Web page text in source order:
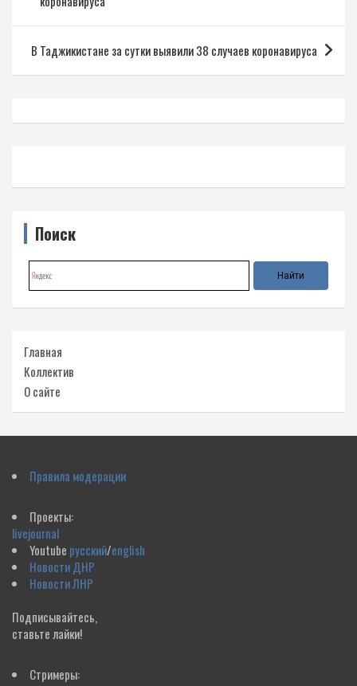
записям
В Таджикистане за сутки выявили 38 случаев коронавируса
Поиск
Главная
Коллектив
О сайте
Правила модерации
Проекты:
livejournal
Youtube русский/english
Новости ДНР
Новости ЛНР
Подписывайтесь,
ставьте лайки!
Стримеры: